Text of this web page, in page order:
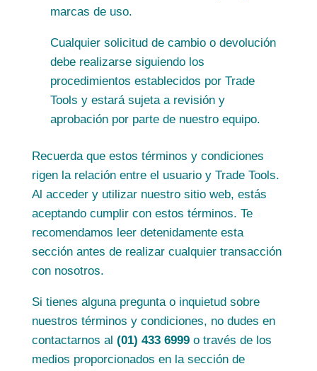
marcas de uso.
Cualquier solicitud de cambio o devolución
debe realizarse siguiendo los
procedimientos establecidos por Trade
Tools y estará sujeta a revisión y
aprobación por parte de nuestro equipo.
Recuerda que estos términos y condiciones
rigen la relación entre el usuario y Trade Tools.
Al acceder y utilizar nuestro sitio web, estás
aceptando cumplir con estos términos. Te
recomendamos leer detenidamente esta
sección antes de realizar cualquier transacción
con nosotros.
Si tienes alguna pregunta o inquietud sobre
nuestros términos y condiciones, no dudes en
contactarnos al (01) 433 6999 o través de los
medios proporcionados en la sección de